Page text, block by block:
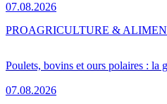
07.08.2026
Poulets, bovins et ours polaires : la
07.08.2026
PROAGRICULTURE &